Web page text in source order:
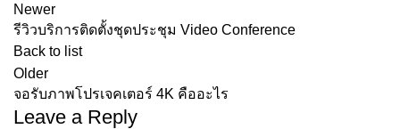
Newer
รีวิวบริการติดตั้งชุดประชุม Video Conference
Back to list
Older
จอรับภาพโปรเจคเตอร์ 4K คืออะไร
Leave a Reply